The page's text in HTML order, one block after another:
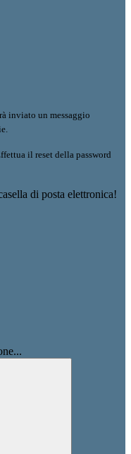
inviato un messaggio
il reset della password
di posta elettronica!